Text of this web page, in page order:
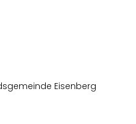
Eisenberg